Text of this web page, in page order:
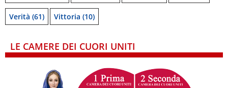
Verità (61) Vittoria (10)
LE CAMERE DEI CUORI UNITI